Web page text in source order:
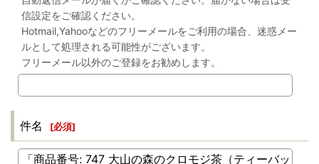
信設定をご確認ください。
Hotmail,Yahooなどのフリーメールをご利用の場合、迷惑メー
ルとして処理される可能性がございます。
フリーメール以外のご登録をお勧めします。
件名 [必須]